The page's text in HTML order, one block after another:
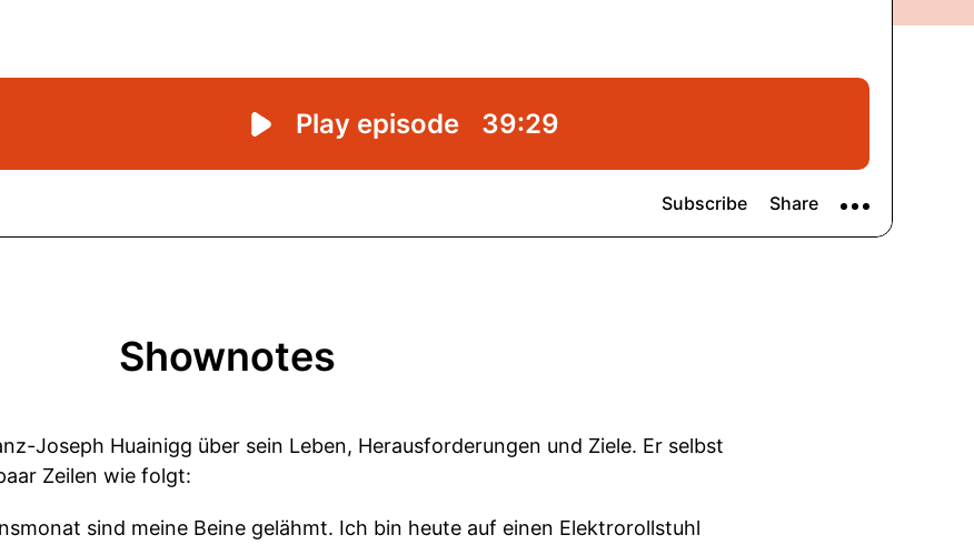
Shownotes
Joseph Huainigg über sein Leben, Herausforderungen und Ziele. Er selbst
Zeilen wie folgt:
sind meine Beine gelähmt. Ich bin heute auf einen Elektrorollstuhl